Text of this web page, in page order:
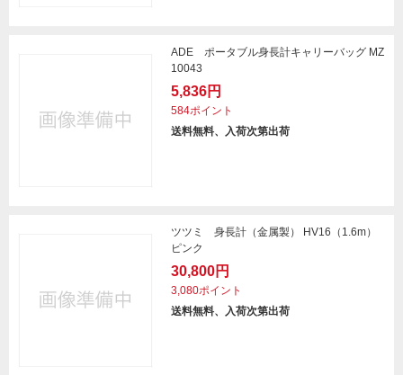
ADE ポータブル身長計キャリーバッグ MZ
10043
5,836円
584ポイント
送料無料、入荷次第出荷
ツツミ 身長計（金属製） HV16（1.6m）
ピンク
30,800円
3,080ポイント
送料無料、入荷次第出荷